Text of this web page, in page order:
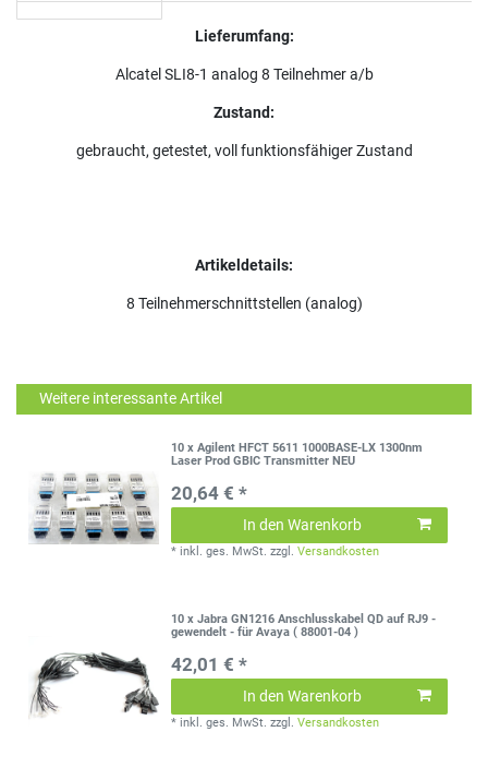
Lieferumfang:
Alcatel SLI8-1 analog 8 Teilnehmer a/b
Zustand:
gebraucht, getestet, voll funktionsfähiger Zustand
Artikeldetails:
8 Teilnehmerschnittstellen (analog)
Weitere interessante Artikel
10 x Agilent HFCT 5611 1000BASE-LX 1300nm
Laser Prod GBIC Transmitter NEU
20,64 € *
In den Warenkorb
* inkl. ges. MwSt. zzgl.Versandkosten
10 x Jabra GN1216 Anschlusskabel QD auf RJ9 -
gewendelt - für Avaya ( 88001-04 )
42,01 € *
In den Warenkorb
* inkl. ges. MwSt. zzgl.Versandkosten